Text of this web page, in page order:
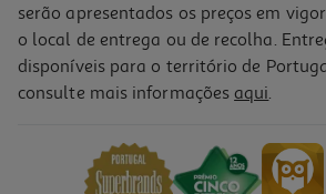
Livro O Que Pode Um Sonho De Joana M.
PVP de editor
13,49 €
serão apresentados os preços em
o local de entrega ou de recolha.
disponíveis para o território de
consulte mais informações aqui.